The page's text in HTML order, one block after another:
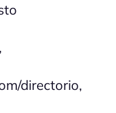
directorio,